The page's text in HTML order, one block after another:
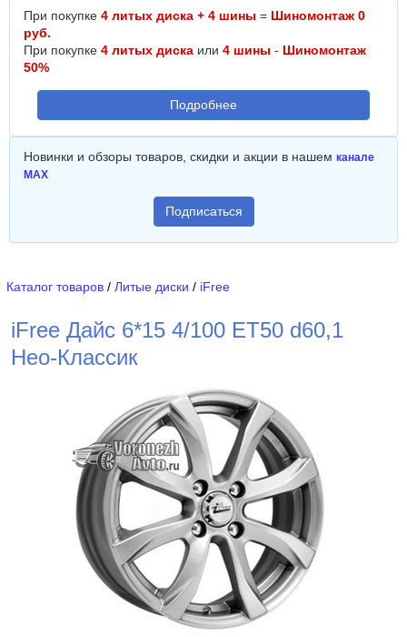
При покупке 4 литых диска + 4 шины = Шиномонтаж 0
руб.
При покупке 4 литых диска или 4 шины - Шиномонтаж
50%
Подробнее
Новинки и обзоры товаров, скидки и акции в нашем канале
MAX
Подписаться
Каталог товаров / Литые диски / iFree
iFree Дайс 6*15 4/100 ET50 d60,1
Нео-Классик